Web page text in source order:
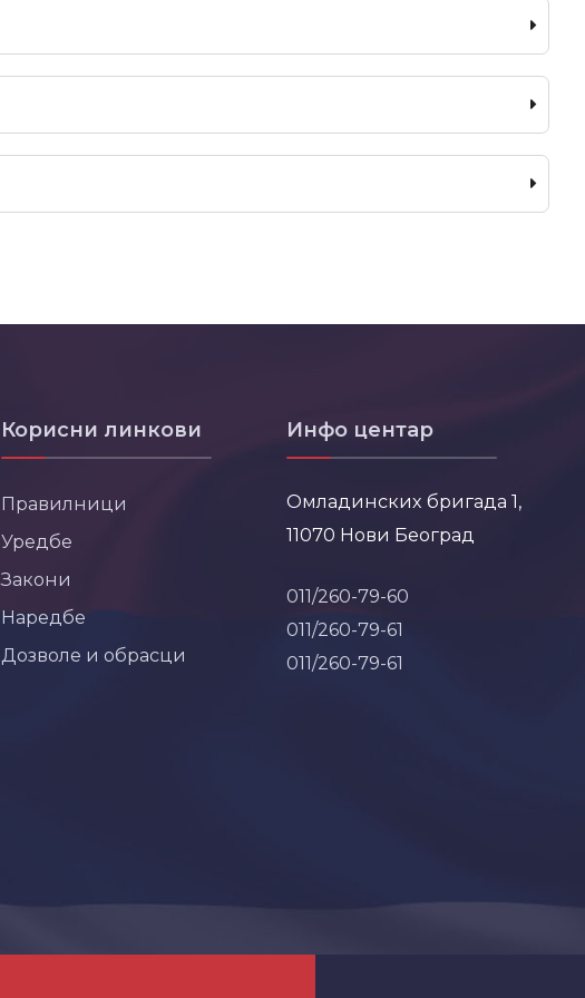
Корисни линкови
Правилници
Уредбе
Закони
Наредбе
Дозволе и обрасци
Инфо центар
Омладинских бригада 1,
11070 Нови Београд
011/260-79-60
011/260-79-61
011/260-79-61